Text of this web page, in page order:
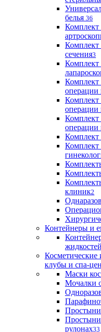
белья 36
Комплект
Комплект
сечения3
Комплект
Комплект
операции
Комплект
операции
Комплект
операции
Комплект
Комплект
клиник2
Контейнеры и
клубы и спа-
Маски
Мочалки
Простыни
Простыни
рулонах33